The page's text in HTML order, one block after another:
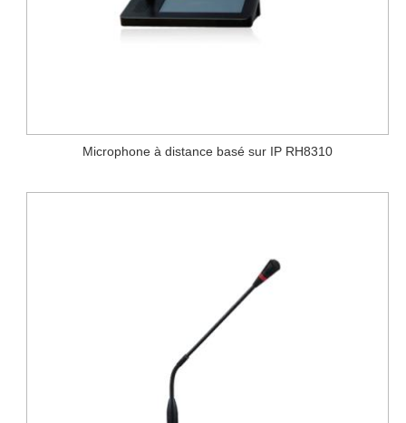
Microphone à distance basé sur IP RH8310